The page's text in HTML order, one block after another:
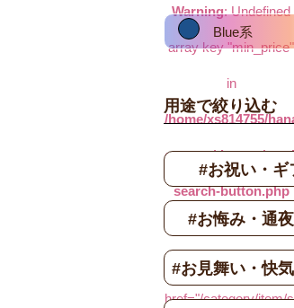
Warning: Undefined
array key "min_price"
in
/home/xs814755/
content/themes/
search-button.php
on line48
"
href="/category/item/
Blue系
用途で絞り込む
#お祝い・ギ
#お悔み・通
#お見舞い・快